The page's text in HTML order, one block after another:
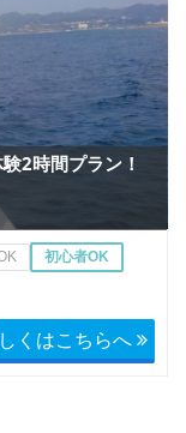
2時間プラン！
初心者OK
くはこちらへ